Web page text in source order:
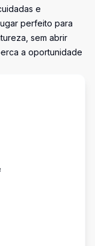
e
perfeito para
sem abrir
a oportunidade